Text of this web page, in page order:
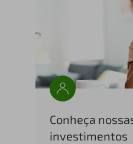
Conheça
investimentos